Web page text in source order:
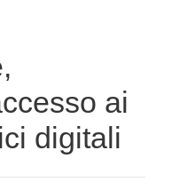
ai
digitali